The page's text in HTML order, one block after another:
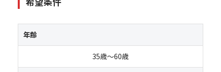
年齢
35歳～60歳